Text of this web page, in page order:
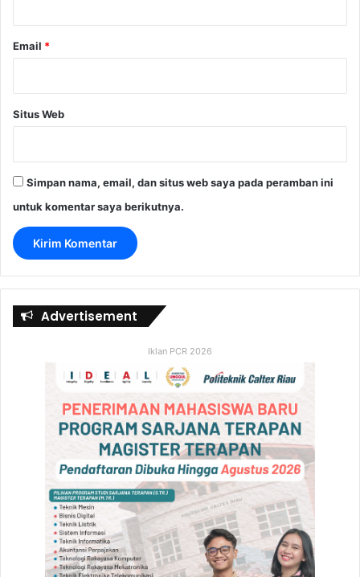
Email *
Situs Web
Simpan nama, email, dan situs web saya pada peramban ini
untuk komentar saya berikutnya.
Advertisement
Iklan PCR 2026